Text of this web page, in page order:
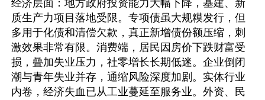
经济层面：地方政府投资能力大幅下降，基建、新
质生产力项目落地受限。专项债虽大规糢发行，但
多用于化债和清偿欠款，真正新增债份额压缩，刺
激效果非常有限。消费端，居民因房价下跌财富受
损，曡加失业压力，社零增长长期低迷。企业倒闭
潮与青年失业并存，通缩风险深度加剧。实体行业
内卷，经济失血已从工业蔓延至服务业。外资、民